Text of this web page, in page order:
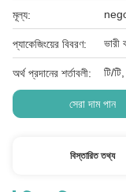
মূল্য:
প্যাকেজিংয়ের বিবরণ: ভারী
অর্থ প্রদানের শর্তাবলী: টি/
সেরা দাম পান
বিস্তারিত তথ্য